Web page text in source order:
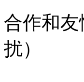
合作和友
扰）